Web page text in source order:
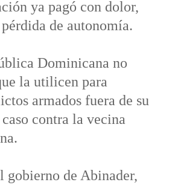
ya pagó con dolor,
de autonomía.
Dominicana no
la utilicen para
armados fuera de su
contra la vecina
gobierno de Abinader,